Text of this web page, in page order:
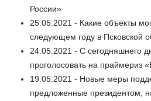
России»
25.05.2021 - Какие объекты
следующем году в Псковской
24.05.2021 - С сегодняшнего
проголосовать на праймериз
19.05.2021 - Новые меры
предложенные президентом,